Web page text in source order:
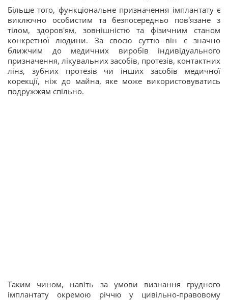
Більше того, функціональне призначення імплантату є
виключно особистим та безпосередньо пов'язане з
тілом, здоров'ям, зовнішністю та фізичним станом
конкретної людини. За своєю суттю він є значно
ближчим до медичних виробів індивідуального
призначення, лікувальних засобів, протезів, контактних
лінз, зубних протезів чи інших засобів медичної
корекції, ніж до майна, яке може використовуватись
подружжям спільно.
Таким чином, навіть за умови визнання грудного
імплантату окремою річчю у цивільно-правовому